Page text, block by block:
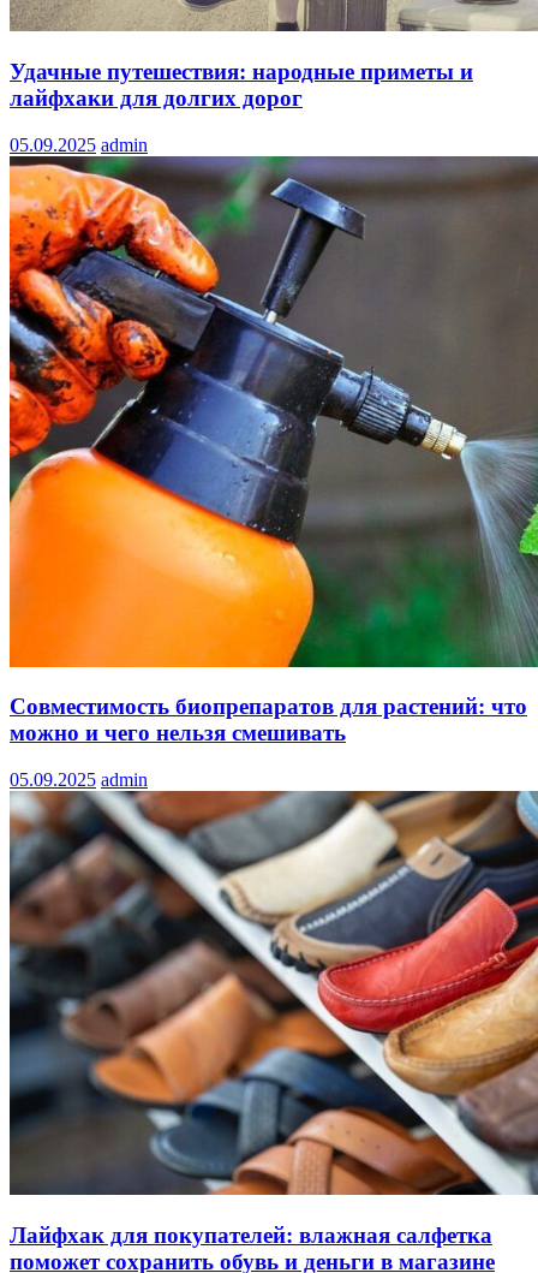
Удачные путешествия: народные приметы и
лайфхаки для долгих дорог
05.09.2025 admin
Совместимость биопрепаратов для растений: что
можно и чего нельзя смешивать
05.09.2025 admin
Лайфхак для покупателей: влажная салфетка
поможет сохранить обувь и деньги в магазине